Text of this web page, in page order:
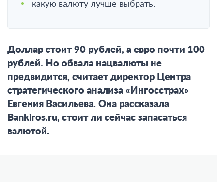
какую валюту лучше выбрать.
Доллар стоит 90 рублей, а евро почти 100
рублей. Но обвала нацвалюты не
предвидится, считает директор Центра
стратегического анализа «Ингосстрах»
Евгения Васильева. Она рассказала
Bankiros.ru, стоит ли сейчас запасаться
валютой.